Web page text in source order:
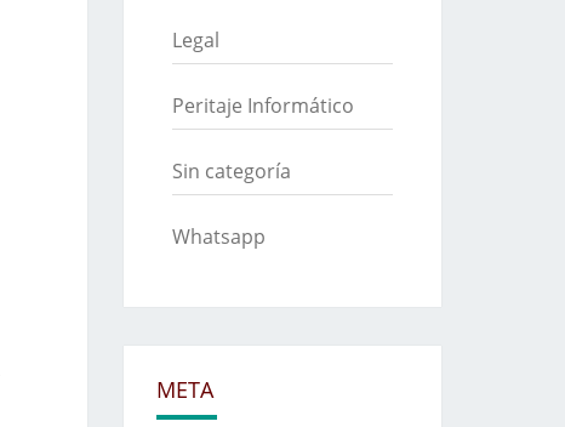
Legal
Peritaje Informático
Sin categoría
Whatsapp
META